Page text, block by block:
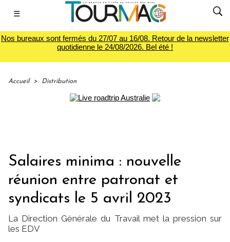
☰
Nos bureaux sont fermés du 27/07 au 16/08. Retour de la newsletter
quotidienne le 24/08/2026. Bel été !
Accueil > Distribution
Salaires minima : nouvelle
réunion entre patronat et
syndicats le 5 avril 2023
La Direction Générale du Travail met la pression sur
les EDV